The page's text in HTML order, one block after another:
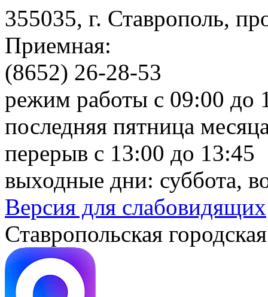
355035, г. Ставрополь,
Приемная:
(8652) 26-28-53
режим работы с 09:00 до
последняя пятница
перерыв с 13:00 до 13:45
выходные дни: суббота,
Версия для слабовидящих
Ставропольская